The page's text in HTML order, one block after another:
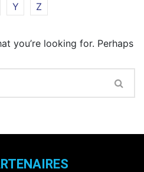
Y Z
you’re looking for. Perhaps